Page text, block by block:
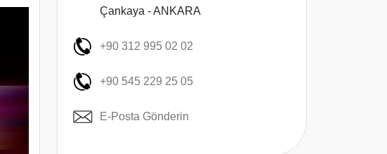
Çankaya - ANKARA
+90 312 995 02 02
+90 545 229 25 05
E-Posta Gönderin